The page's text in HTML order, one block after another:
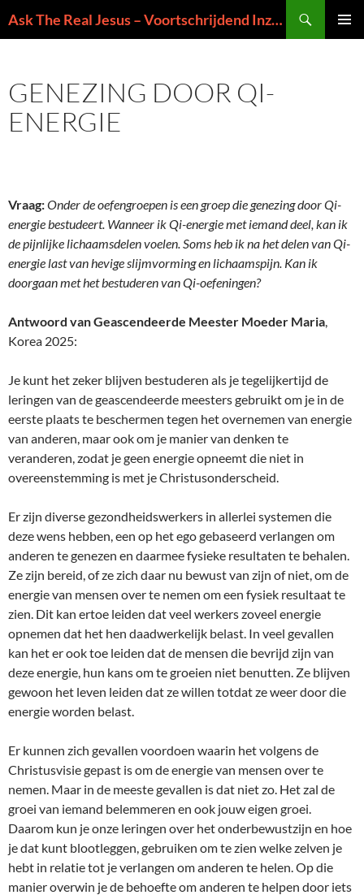
naar
Ask The Real Jesus – Voortschrijdend Inzicht in de Zin van het Leven
GENEZING DOOR QI-
ENERGIE
Vraag:Onder de oefengroepen is een groep die genezing door Qi-
energie bestudeert. Wanneer ik Qi-energie met iemand deel, kan ik
de pijnlijke lichaamsdelen voelen. Soms heb ik na het delen van Qi-
energie last van hevige slijmvorming en lichaamspijn. Kan ik
doorgaan met het bestuderen van Qi-oefeningen?
Antwoord van Geascendeerde Meester Moeder Maria,
Korea 2025:
Je kunt het zeker blijven bestuderen als je tegelijkertijd de
leringen van de geascendeerde meesters gebruikt om je in de
eerste plaats te beschermen tegen het overnemen van energie
van anderen, maar ook om je manier van denken te
veranderen, zodat je geen energie opneemt die niet in
overeenstemming is met je Christusonderscheid.
Er zijn diverse gezondheidswerkers in allerlei systemen die
deze wens hebben, een op het ego gebaseerd verlangen om
anderen te genezen en daarmee fysieke resultaten te behalen.
Ze zijn bereid, of ze zich daar nu bewust van zijn of niet, om de
energie van mensen over te nemen om een fysiek resultaat te
zien. Dit kan ertoe leiden dat veel werkers zoveel energie
opnemen dat het hen daadwerkelijk belast. In veel gevallen
kan het er ook toe leiden dat de mensen die bevrijd zijn van
deze energie, hun kans om te groeien niet benutten. Ze blijven
gewoon het leven leiden dat ze willen totdat ze weer door die
energie worden belast.
Er kunnen zich gevallen voordoen waarin het volgens de
Christusvisie gepast is om de energie van mensen over te
nemen. Maar in de meeste gevallen is dat niet zo. Het zal de
groei van iemand belemmeren en ook jouw eigen groei.
Daarom kun je onze leringen over het onderbewustzijn en hoe
je dat kunt blootleggen, gebruiken om te zien welke zelven je
hebt in relatie tot je verlangen om anderen te helen. Op die
manier overwin je de behoefte om anderen te helpen door iets